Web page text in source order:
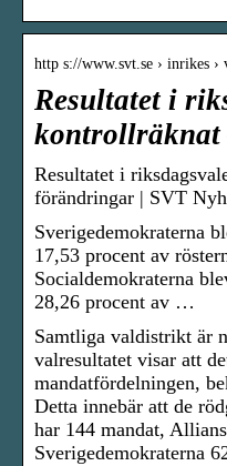
http s://www.svt.se › inrikes ›
Resultatet i
Resultatet i
förändringar | SVT
Sverigedemokraterna
17,53 procent av
Socialdemokraterna
28,26 procent av …
Samtliga valdistrikt är
valresultatet visar att
mandatfördelningen,
Detta innebär att de
har 144 mandat,
Sverigedemokraterna